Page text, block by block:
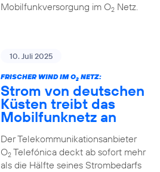
Mobilfunkversorgung im O2Netz.
10. Juli 2025
FRISCHER WIND IM O2NETZ:
Strom von deutschen
Küsten treibt das
Mobilfunknetz an
Der Telekommunikationsanbieter
O2Telefónica deckt ab sofort mehr
als die Hälfte seines Strombedarfs